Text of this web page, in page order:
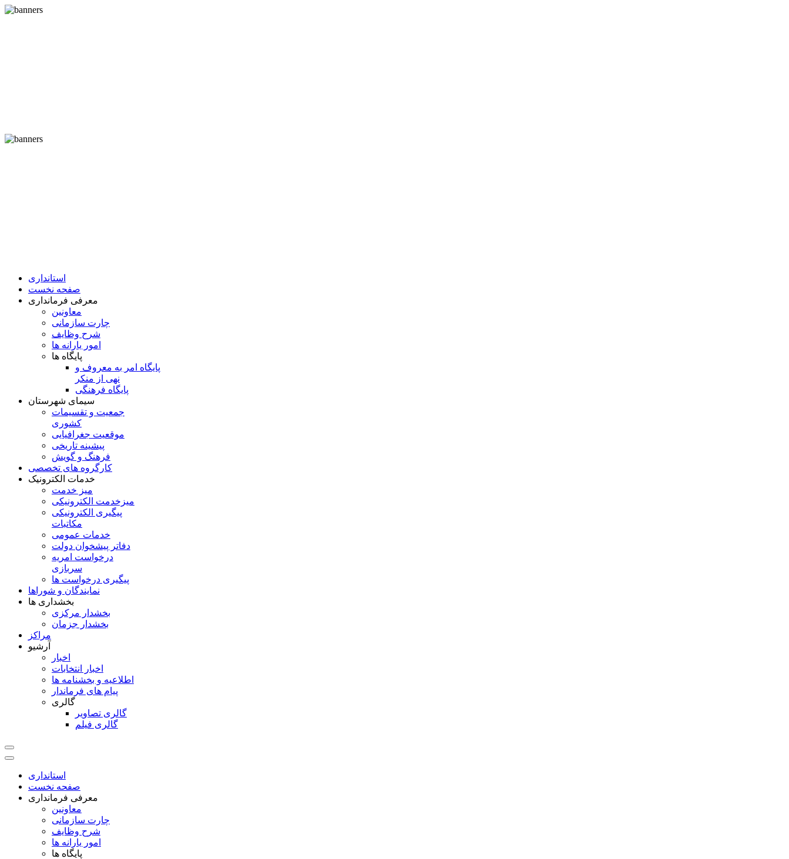
استانداری
صفحه نخست
معرفی فرمانداری
معاونین
چارت سازمانی
شرح وظایف
امور یارانه ها
پایگاه ها
پایگاه امر به معروف و
نهی از منکر
پایگاه فرهنگی
سیمای شهرستان
جمعیت و تقسیمات
کشوری
موقعیت جغرافیایی
پیشینه تاریخی
فرهنگ و گویش
کارگروه های تخصصی
خدمات الکترونیک
میز خدمت
میزخدمت الکترونیکی
پیگیری الکترونیکی
مکاتبات
خدمات عمومی
دفاتر پیشخوان دولت
درخواست امریه
سربازی
پیگیری درخواست ها
نمایندگان و شوراها
بخشداری ها
بخشدار مرکزی
بخشدار جزمان
مراکز
آرشیو
اخبار
اخبار انتخابات
اطلاعیه و بخشنامه ها
پیام های فرماندار
گالری
گالری تصاویر
گالری فیلم
استانداری
صفحه نخست
معرفی فرمانداری
معاونین
چارت سازمانی
شرح وظایف
امور یارانه ها
پایگاه ها